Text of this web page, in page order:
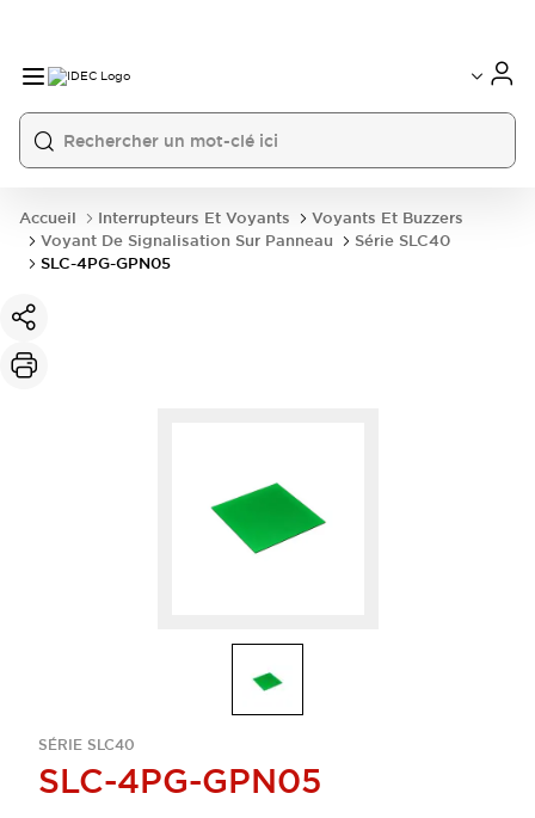
Accueil Interrupteurs Et Voyants
Voyants Et Buzzers
Voyant De Signalisation Sur Panneau
Série SLC40
SLC-4PG-GPN05
SÉRIE SLC40
SLC-4PG-GPN05